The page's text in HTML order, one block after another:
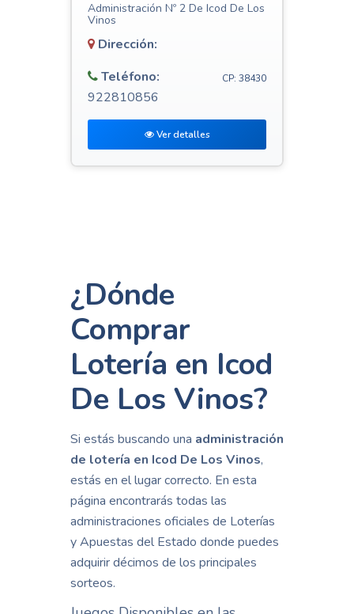
Administración Nº 2 De Icod De Los
Vinos
Dirección:
CP: 38430
Teléfono:
922810856
Ver detalles
¿Dónde
Comprar
Lotería en Icod
De Los Vinos?
Si estás buscando una administración
de lotería en Icod De Los Vinos,
estás en el lugar correcto. En esta
página encontrarás todas las
administraciones oficiales de Loterías
y Apuestas del Estado donde puedes
adquirir décimos de los principales
sorteos.